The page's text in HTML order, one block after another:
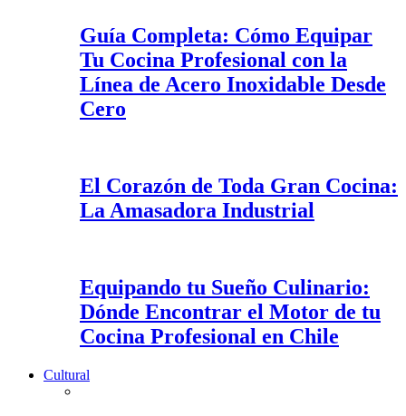
Guía Completa: Cómo Equipar
Tu Cocina Profesional con la
Línea de Acero Inoxidable Desde
Cero
El Corazón de Toda Gran Cocina:
La Amasadora Industrial
Equipando tu Sueño Culinario:
Dónde Encontrar el Motor de tu
Cocina Profesional en Chile
Cultural